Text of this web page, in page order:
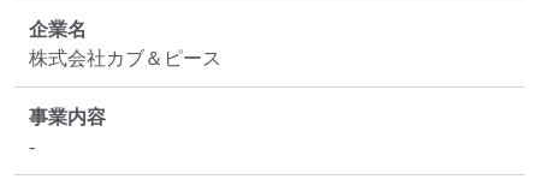
企業名
株式会社カブ＆ピース
事業内容
‐